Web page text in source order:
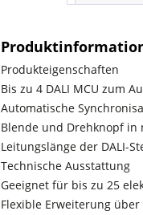
Produkteigenschaften
Bis zu 4 DALI MCU zum
Automatische
Blende und Drehknopf in
Leitungslänge der DALI-
Technische Ausstattung
Geeignet für bis zu 25
Flexible Erweiterung über